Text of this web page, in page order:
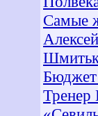
Самые
Бюджет
Тренер